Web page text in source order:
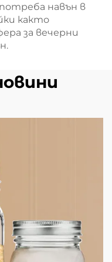
навън в
както
за вечерни